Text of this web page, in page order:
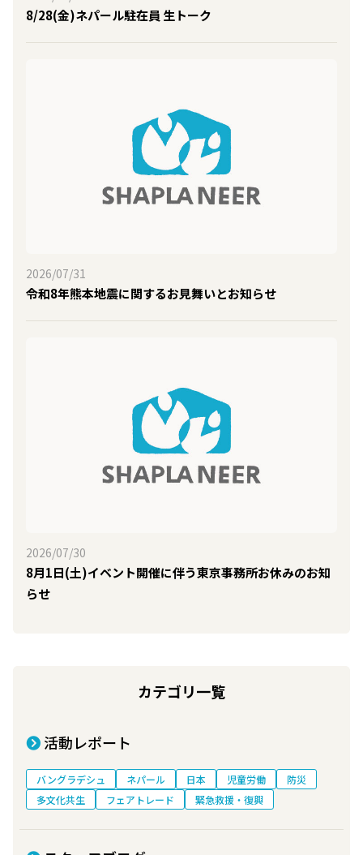
8/28(金)ネパール駐在員 生トーク
2026/07/31
令和8年熊本地震に関するお見舞いとお知らせ
2026/07/30
8月1日(土)イベント開催に伴う東京事務所お休みのお知
らせ
カテゴリ一覧
活動レポート
バングラデシュ ネパール 日本 児童労働
防災
多文化共生
フェアトレード 緊急救援・復興